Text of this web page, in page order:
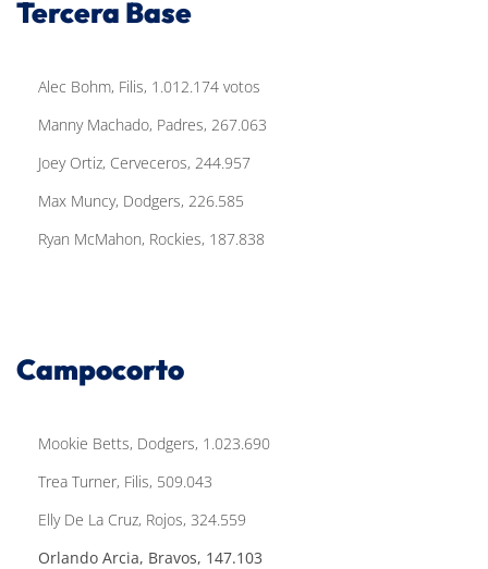
Tercera Base
Alec Bohm, Filis, 1.012.174 votos
Manny Machado, Padres, 267.063
Joey Ortiz, Cerveceros, 244.957
Max Muncy, Dodgers, 226.585
Ryan McMahon, Rockies, 187.838
Campocorto
Mookie Betts, Dodgers, 1.023.690
Trea Turner, Filis, 509.043
Elly De La Cruz, Rojos, 324.559
Orlando Arcia, Bravos, 147.103